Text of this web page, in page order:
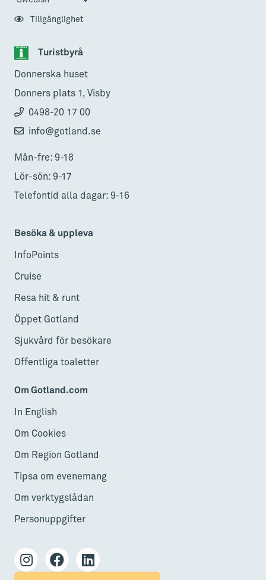
Turistbyrå
Donnerska huset
Donners plats 1, Visby
0498-20 17 00
info@gotland.se
Mån-fre: 9-18
Lör-sön: 9-17
Telefontid alla dagar: 9-16
Besöka & uppleva
InfoPoints
Cruise
Resa hit & runt
Öppet Gotland
Sjukvård för besökare
Offentliga toaletter
Om Gotland.com
In English
Om Cookies
Om Region Gotland
Tipsa om evenemang
Om verktygslådan
Personuppgifter
Tillgänglighet